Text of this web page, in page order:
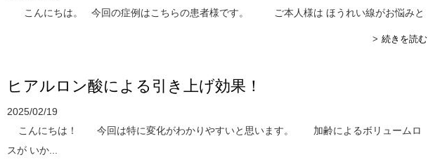
こんにちは。 今回の症例はこちらの患者様です。 ご本人様は ほうれい線がお悩みと
続きを読む
ヒアルロン酸による引き上げ効果！
2025/02/19
こんにちは！ 今回は特に変化がわかりやすいと思います。 加齢によるボリュームロ
スが いか...